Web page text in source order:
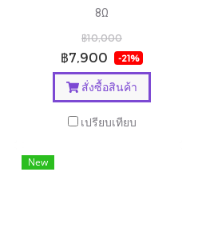
8Ω
฿10,000
฿7,900 -21%
สั่งซื้อสินค้า
เปรียบเทียบ
New